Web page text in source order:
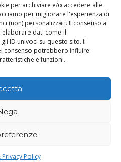
per archiviare e/o accedere alle
per migliorare l'esperienza di
(non) personalizzati. Il consenso a
elaborare dati come il
ID univoci su questo sito. Il
consenso potrebbero influire
e funzioni.
Policy
18:30
Phone